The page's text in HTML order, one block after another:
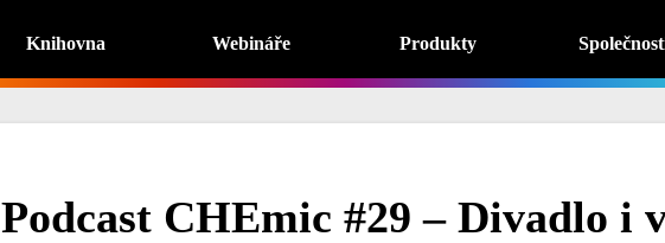
Knihovna Webináře Produkty
Podcast CHEmic #29 – Divadlo i